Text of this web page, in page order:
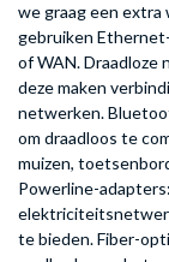
we graag een
gebruiken
of WAN. Draadloze
deze maken
netwerken.
om draadloos te
muizen,
Powerline-
te bieden. Fiber-